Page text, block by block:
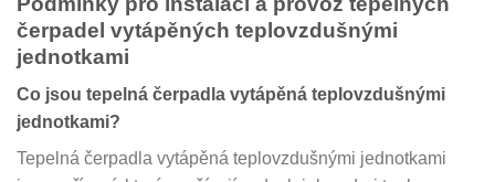
čerpadel vytápěných teplovzdušnými
jednotkami
Co jsou tepelná čerpadla vytápěná teplovzdušnými
jednotkami?
Tepelná čerpadla vytápěná teplovzdušnými jednotkami